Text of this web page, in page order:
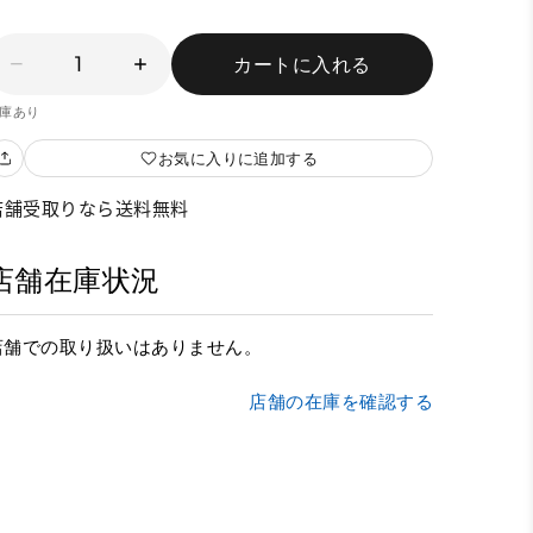
1 カートに入れる
あり
お気に入りに追加する
舗受取りなら送料無料
舗在庫状況
での取り扱いはありません。
店舗の在庫を確認する